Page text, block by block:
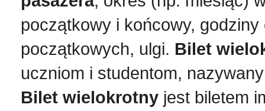
początkowy i końcowy,
początkowych, ulgi. Bilet
uczniom i studentom,
Bilet wielokrotny jest biletem